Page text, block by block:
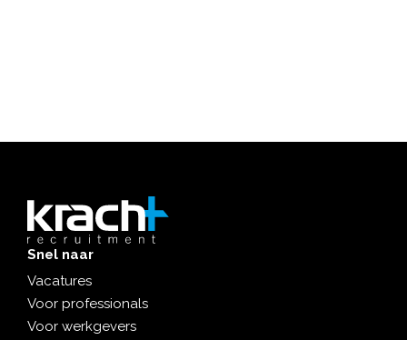
Snel naar
Vacatures
Voor professionals
Voor werkgevers